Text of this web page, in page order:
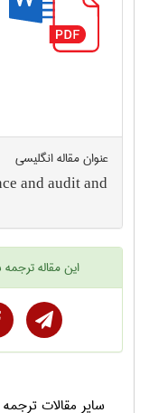
عنوان مقاله انگليسی
and audit and
اینمقاله
سایرمقالات